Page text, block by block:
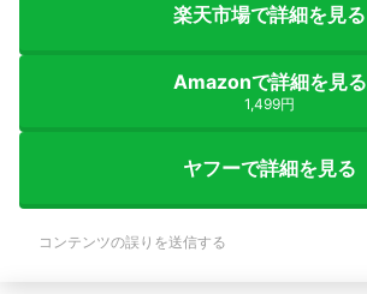
楽天市場で詳細を見る
Amazonで詳細を見る
1,499円
ヤフーで詳細を見る
コンテンツの誤りを送信する